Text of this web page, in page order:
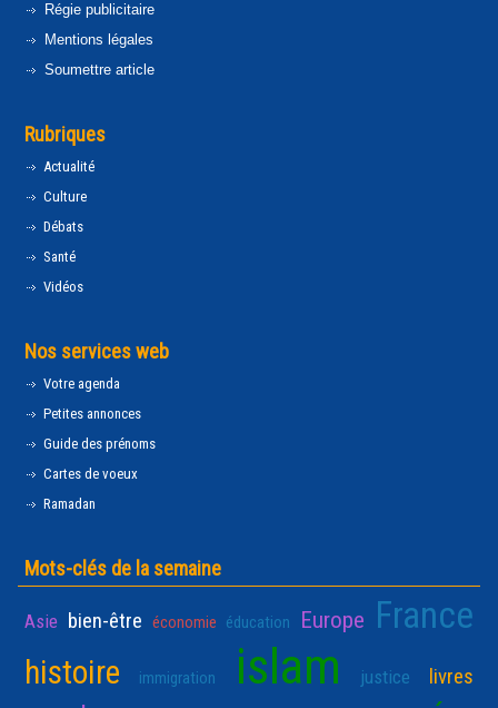
Régie publicitaire
Mentions légales
Soumettre article
Rubriques
Actualité
Culture
Débats
Santé
Vidéos
Nos services web
Votre agenda
Petites annonces
Guide des prénoms
Cartes de voeux
Ramadan
Mots-clés de la semaine
Asie bien-être économie éducation Europe France
histoire immigration islam justice livres